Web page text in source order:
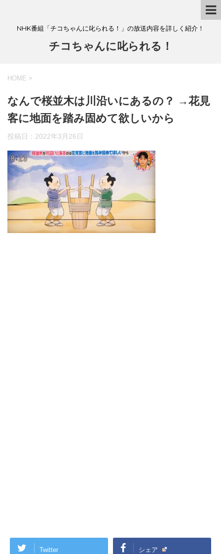
NHK番組「チコちゃんに叱られる！」の放送内容を詳しく紹介！
チコちゃんに叱られる！
HOME >
なんで桜並木は川沿いにあるの？ →花見
客に地面を踏み固めて欲しいから
投稿日： 2022年3月26日
Twitter シェア